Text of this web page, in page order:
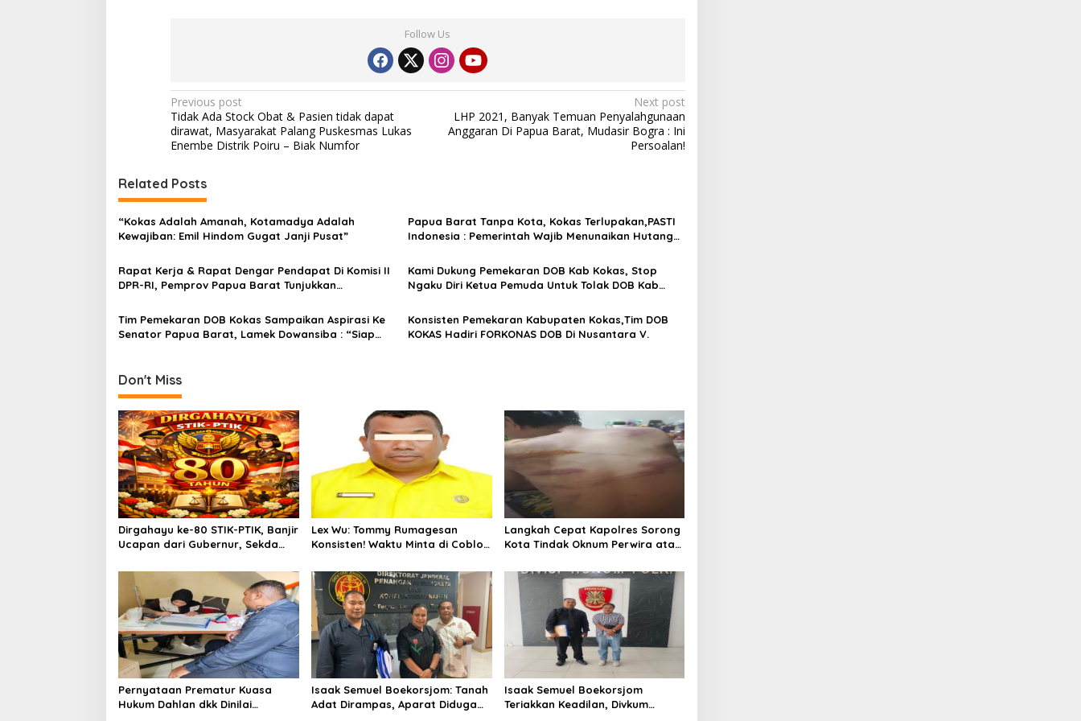
Follow Us
P
o
s
t
n
a
v
i
g
a
t
o
n
Previous post
Tidak Ada Stock Obat & Pasien tidak dapat
dirawat, Masyarakat Palang Puskesmas Lukas
Enembe Distrik Poiru – Biak Numfor
Next post
LHP 2021, Banyak Temuan Penyalahgunaan
Anggaran Di Papua Barat, Mudasir Bogra : Ini
Persoalan!
Related Posts
“Kokas Adalah Amanah, Kotamadya Adalah
Kewajiban: Emil Hindom Gugat Janji Pusat”
Papua Barat Tanpa Kota, Kokas Terlupakan,PASTI
Indonesia : Pemerintah Wajib Menunaikan Hutang
Rapat Kerja & Rapat Dengar Pendapat Di Komisi II
DPR-RI, Pemprov Papua Barat Tunjukkan
Kami Dukung Pemekaran DOB Kab Kokas, Stop
Ngaku Diri Ketua Pemuda Untuk Tolak DOB Kab
Tim Pemekaran DOB Kokas Sampaikan Aspirasi Ke
Senator Papua Barat, Lamek Dowansiba : “Siap
Konsisten Pemekaran Kabupaten Kokas,Tim DOB
KOKAS Hadiri FORKONAS DOB Di Nusantara V.
Don't Miss
Dirgahayu ke-80 STIK-PTIK, Banjir
Ucapan dari Gubernur, Sekda
Lex Wu: Tommy Rumagesan
Konsisten! Waktu Minta di Coblos
MenCoblos Juga pakai Kaos
Kuning.
Langkah Cepat Kapolres Sorong
Kota Tindak Oknum Perwira atas
Terhadap Anak
Pernyataan Prematur Kuasa
Hukum Dahlan dkk Dinilai
Isaak Semuel Boekorsjom: Tanah
Adat Dirampas, Aparat Diduga
Isaak Semuel Boekorsjom
Teriakkan Keadilan, Divkum